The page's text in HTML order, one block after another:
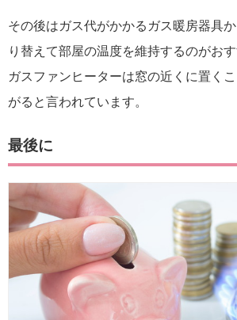
その後はガス代がかかるガス暖房器具
り替えて部屋の温度を維持するのがお
ガスファンヒーターは窓の近くに置く
がると言われています。
最後に